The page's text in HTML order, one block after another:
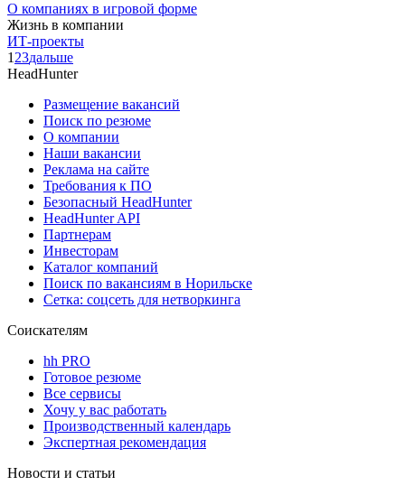
О компаниях в игровой форме
Жизнь в компании
ИТ-проекты
1 23дальше
HeadHunter
Размещение вакансий
Поиск по резюме
О компании
Наши вакансии
Реклама на сайте
Требования к ПО
Безопасный HeadHunter
HeadHunter API
Партнерам
Инвесторам
Каталог компаний
Поиск по вакансиям в Норильске
Сетка: соцсеть для нетворкинга
Соискателям
hh PRO
Готовое резюме
Все сервисы
Хочу у вас работать
Производственный календарь
Экспертная рекомендация
Новости и статьи